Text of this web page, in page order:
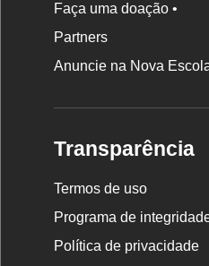
Faça uma doação •
Partners
Anuncie na Nova
Transparência
Termos de uso
Programa de
Política de privacidade